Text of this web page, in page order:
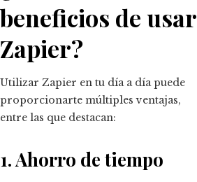
beneficios de usar
Zapier?
Utilizar Zapier en tu día a día puede
proporcionarte múltiples ventajas,
entre las que destacan:
1. Ahorro de tiempo